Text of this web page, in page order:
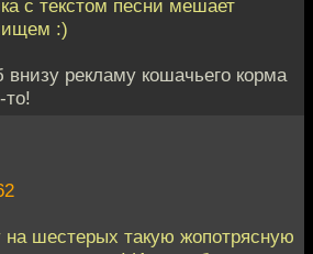
с текстом песни мешает
:)
рекламу кошачьего корма
то!
шестерых такую жопотрясную